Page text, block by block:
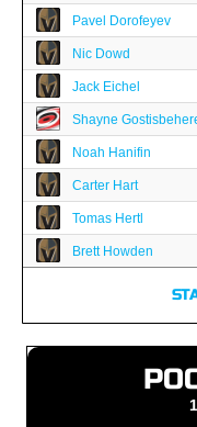
Pavel Dorofeyev
Nic Dowd
Jack Eichel
Shayne
Noah Hanifin
Carter Hart
Tomas Hertl
Brett Howden